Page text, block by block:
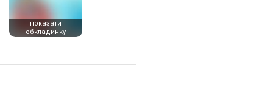
показати
обкладинку